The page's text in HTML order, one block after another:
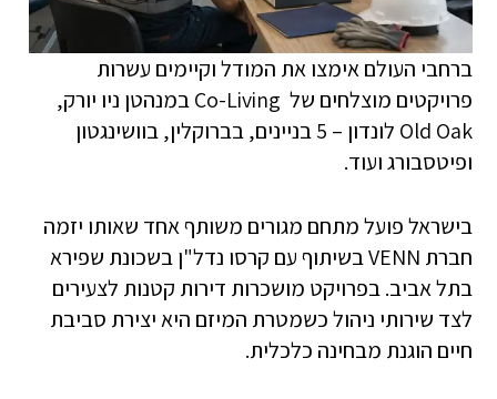
ברחבי העולם אימצו את המודל וקיימים עשרות
פרויקטים מוצלחים של Co-Living במנהטן ניו יורק,
Old Oak לונדון – 5 בניינים, בברוקלין, בוושינגטון
ופיטסבורג ועוד.
בישראל פועל מתחם מגורים משותף אחד שאותו יזמה
חברת VENN בשיתוף עם קרסו נדל"ן בשכונת שפירא
בתל אביב. בפרויקט מושכרות דירות קטנות לצעירים
לצד שירותי ניהול כשמטרת המיזם היא יצירת סביבת
חיים הוגנת מבחינה כלכלית.